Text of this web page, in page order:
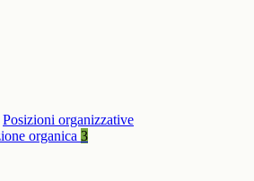
Posizioni organizzative
organica 3